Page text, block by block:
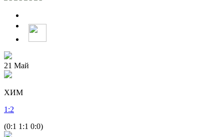
21 Май
ХИМ
1 :2
(0:1 1:1 0:0)